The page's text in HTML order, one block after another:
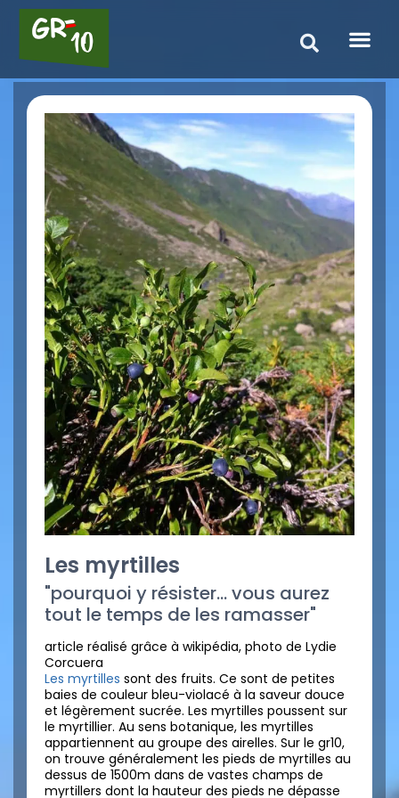
Les myrtilles
"pourquoi y résister... vous aurez
tout le temps de les ramasser"
article réalisé grâce à wikipédia, photo de Lydie
Corcuera
Les myrtilles sont des fruits. Ce sont de petites
baies de couleur bleu-violacé à la saveur douce
et légèrement sucrée. Les myrtilles poussent sur
le myrtillier. Au sens botanique, les myrtilles
appartiennent au groupe des airelles. Sur le gr10,
on trouve généralement les pieds de myrtilles au
dessus de 1500m dans de vastes champs de
myrtillers dont la hauteur des pieds ne dépasse